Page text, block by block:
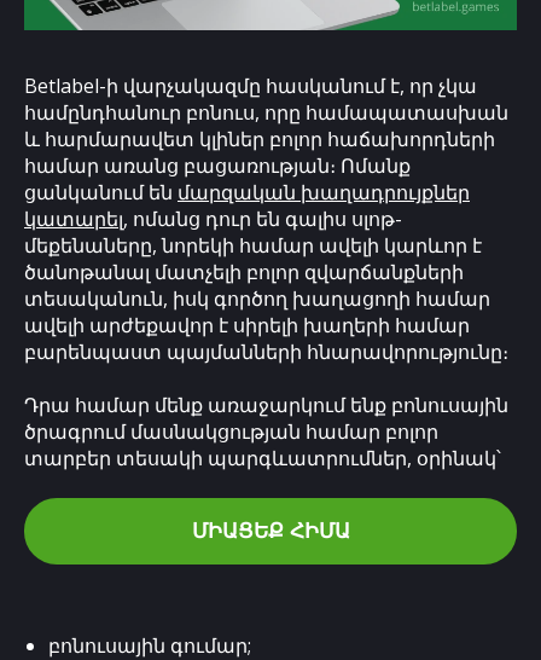
Betlabel-ի վարչակազմը հասկանում է, որ չկա
համընդհանուր բոնուս, որը համապատասխան
և հարմարավետ կլիներ բոլոր հաճախորդների
համար առանց բացառության։ Ոմանք
ցանկանում են մարզական խաղադրույքներ
կատարել, ոմանց դուր են գալիս սլոթ-
մեքենաները, նորեկի համար ավելի կարևոր է
ծանոթանալ մատչելի բոլոր զվարճանքների
տեսականուն, իսկ գործող խաղացողի համար
ավելի արժեքավոր է սիրելի խաղերի համար
բարենպաստ պայմանների հնարավորությունը։
Դրա համար մենք առաջարկում ենք բոնուսային
ծրագրում մասնակցության համար բոլոր
տարբեր տեսակի պարգևատրումներ, օրինակ՝
ՄԻԱՑԵՔ ՀԻՄԱ
բոնուսային գումար;